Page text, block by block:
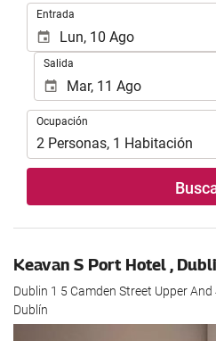
de
destino
en
que
realizar
búsqueda
de
Introduzca
las
fechas
inicio
fin
para
realizar
Entrada
Salida
Ocupación
Ocupación
2 Personas, 1 Habitación
Keavan S Port Hotel ,
Dublin 1 5 Camden Street Upper
Dublín